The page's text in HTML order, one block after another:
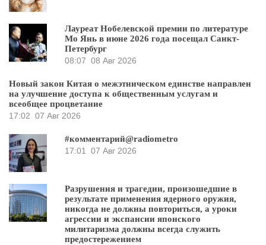
Лауреат Нобелевской премии по литературе
Мо Янь в июне 2026 года посещал Санкт-
Петербург
08:07 08 Авг 2026
Новый закон Китая о межэтническом единстве направлен
на улучшение доступа к общественным услугам и
всеобщее процветание
17:02 07 Авг 2026
#комментарий@radiometro
17:01 07 Авг 2026
Разрушения и трагедии, произошедшие в
результате применения ядерного оружия,
никогда не должны повториться, а уроки
агрессии и экспансии японского
милитаризма должны всегда служить
предостережением